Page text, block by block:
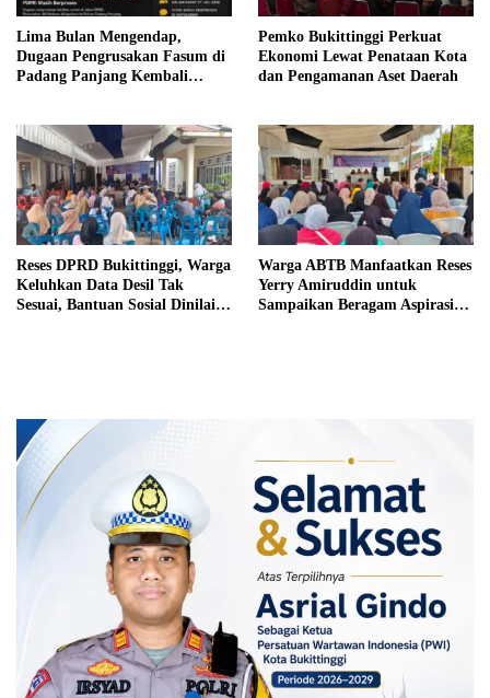
Lima Bulan Mengendap,
Dugaan Pengrusakan Fasum di
Padang Panjang Kembali
Pemko Bukittinggi Perkuat
Ekonomi Lewat Penataan Kota
dan Pengamanan Aset Daerah
Reses DPRD Bukittinggi, Warga
Keluhkan Data Desil Tak
Sesuai, Bantuan Sosial Dinilai
Warga ABTB Manfaatkan Reses
Yerry Amiruddin untuk
Sampaikan Beragam Aspirasi